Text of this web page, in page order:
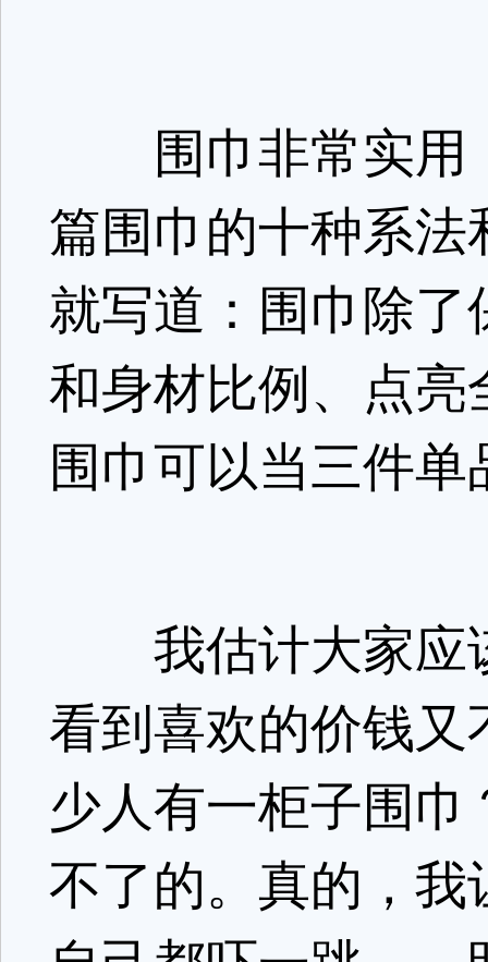
围巾非常实用
篇围巾的十种系
就写道：围巾除
和身材比例、点
围巾可以当三件
我估计大家应
看到喜欢的价钱
少人有一柜子围
不了的。真的，